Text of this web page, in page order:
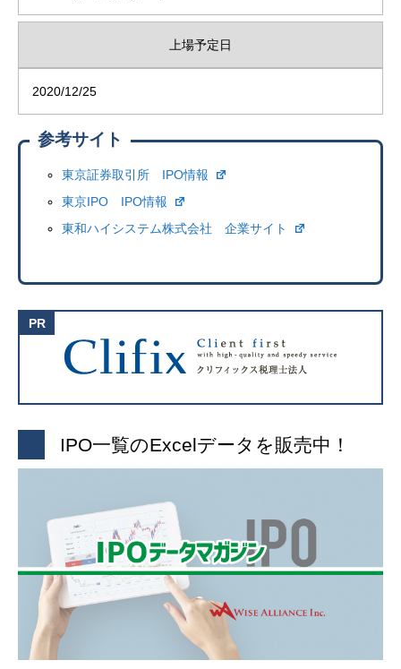
上場予定日
2020/12/25
参考サイト
東京証券取引所 IPO情報
東京IPO IPO情報
東和ハイシステム株式会社 企業サイト
IPO一覧のExcelデータを販売中！